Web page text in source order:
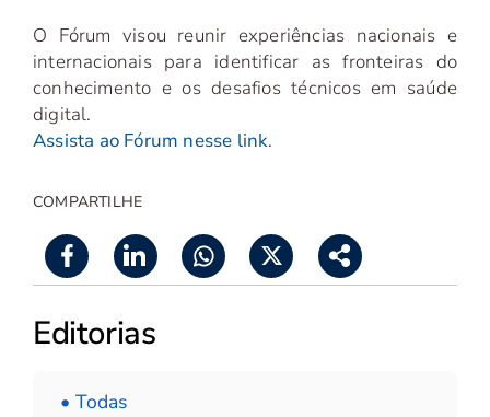
O Fórum visou reunir experiências nacionais e
internacionais para identificar as fronteiras do
conhecimento e os desafios técnicos em saúde
digital.
Assista ao Fórum nesse link.
COMPARTILHE
Editorias
• Todas